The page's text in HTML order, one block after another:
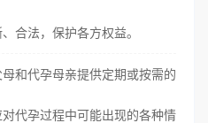
合法，保护各方权益。
和代孕母亲提供定期或按需的
代孕过程中可能出现的各种情